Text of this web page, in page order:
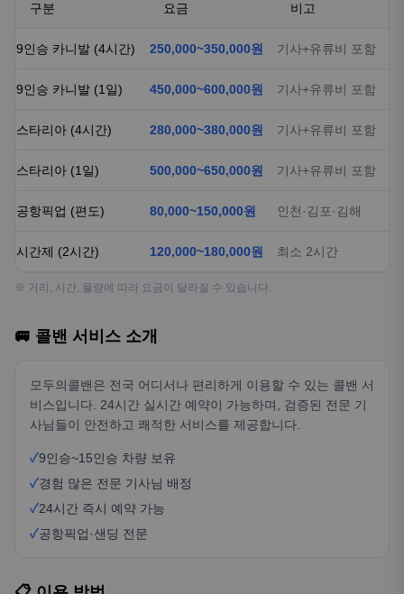
구분 요금 비고
9인승 카니발 (4시간) 250,000~350,000원 기사+유류비 포함
9인승 카니발 (1일) 450,000~600,000원 기사+유류비 포함
스타리아 (4시간) 280,000~380,000원 기사+유류비 포함
스타리아 (1일) 500,000~650,000원 기사+유류비 포함
공항픽업 (편도) 80,000~150,000원 인천·김포·김해
시간제 (2시간) 120,000~180,000원 최소 2시간
※ 거리, 시간, 물량에 따라 요금이 달라질 수 있습니다.
🚐 콜밴 서비스 소개
모두의콜밴은 전국 어디서나 편리하게 이용할 수 있는 콜밴 서
비스입니다. 24시간 실시간 예약이 가능하며, 검증된 전문 기
사님들이 안전하고 쾌적한 서비스를 제공합니다.
✓9인승~15인승 차량 보유
✓경험 많은 전문 기사님 배정
✓24시간 즉시 예약 가능
✓공항픽업·샌딩 전문